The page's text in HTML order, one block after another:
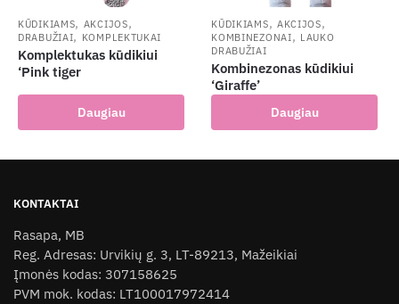
product
page
the
product
page
KŪDIKIAMS, AKCIJOS,
DRABUŽIAI, KOMPLEKTUKAI
Komplektukas kūdikiui
‘Pink tiger
Daugiau
KŪDIKIAMS, AKCIJOS,
KOMBINEZONAI, LAUKO
DRABUŽIAI
Kombinezonas kūdikiui
‘Giraffe’
Daugiau
KONTAKTAI
Rasapa, MB
Reg. Adresas: Urvikių g. 3, LT-89213, Mažeikiai
Įmonės kodas: 307158625
PVM mok. kodas: LT100017972414